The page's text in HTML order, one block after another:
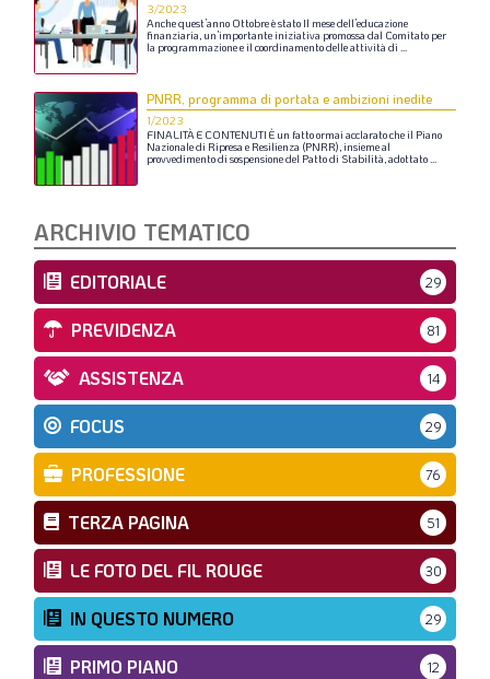
3/2023
Anchequest’anno Ottobreèstato Il mesedell’educazione
finanziaria, un’importanteiniziativa promossa dal Comitato per
la programmazioneeil coordinamentodelleattività di ...
PNRR, programma di portata e ambizioni inedite
1/2023
FINALITÀE CONTENUTI È un fattoormai acclaratocheil Piano
Nazionaledi Ripresa e Resilienza (PNRR),insiemeal
provvedimentodi sospensionedel Pattodi Stabilità,adottato...
ARCHIVIO TEMATICO
EDITORIALE 29
PREVIDENZA 81
ASSISTENZA 14
FOCUS 29
PROFESSIONE 76
TERZA PAGINA 51
LE FOTO DEL FIL ROUGE 30
IN QUESTO NUMERO 29
PRIMO PIANO 12